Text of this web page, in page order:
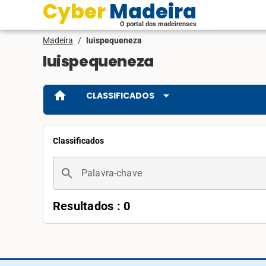
Cyber Madeira
O portal dos madeirenses
Madeira / luispequeneza
luispequeneza
home CLASSIFICADOS arrow_drop_down
Classificados
search Palavra-chave
Resultados : 0